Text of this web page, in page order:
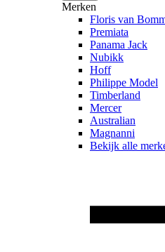
Merken
Floris van
Premiata
Panama Jack
Nubikk
Hoff
Philippe Model
Timberland
Mercer
Australian
Magnanni
Bekijk alle